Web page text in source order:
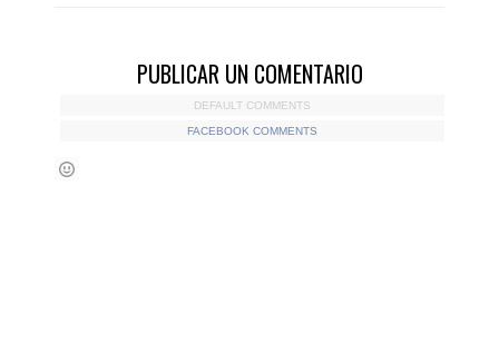
PUBLICAR UN COMENTARIO
DEFAULT COMMENTS
FACEBOOK COMMENTS